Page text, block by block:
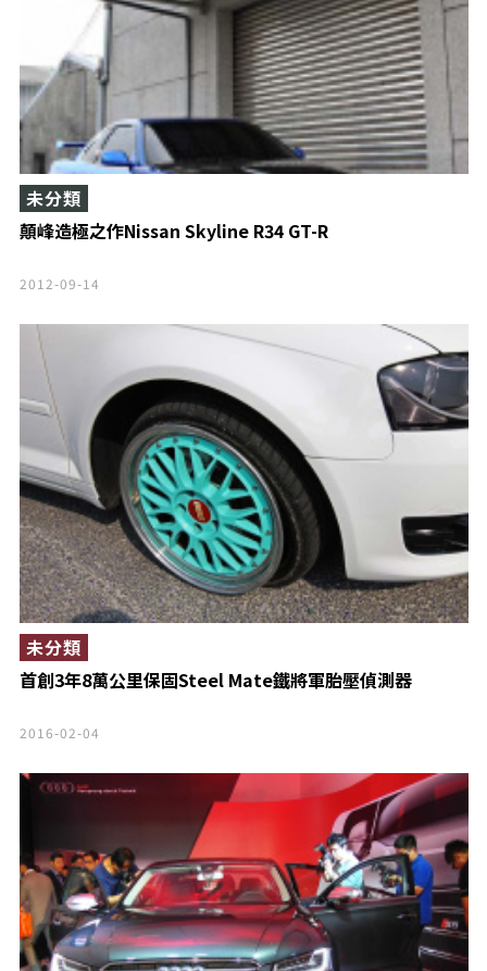
顛峰造極之作Nissan Skyline R34 GT-R
未分類
2012-09-14
首創3年8萬公里保固Steel Mate鐵將軍胎壓偵測器
未分類
2016-02-04